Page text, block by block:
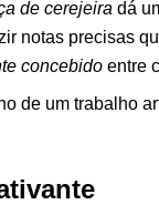
de cerejeira dá
notas precisas
concebido entre
de um trabalho